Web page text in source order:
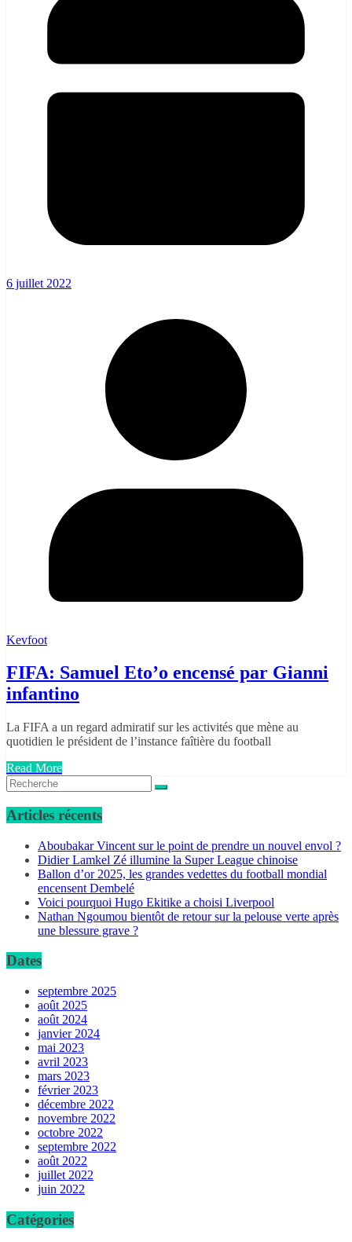
6 juillet 2022
Kevfoot
FIFA: Samuel Eto’o encensé par Gianni
infantino
La FIFA a un regard admiratif sur les activités que mène au
quotidien le président de l’instance faîtière du football
Read More
Articles récents
Aboubakar Vincent sur le point de prendre un nouvel envol ?
Didier Lamkel Zé illumine la Super League chinoise
Ballon d’or 2025, les grandes vedettes du football mondial
encensent Dembelé
Voici pourquoi Hugo Ekitike a choisi Liverpool
Nathan Ngoumou bientôt de retour sur la pelouse verte après
une blessure grave ?
Dates
septembre 2025
août 2025
août 2024
janvier 2024
mai 2023
avril 2023
mars 2023
février 2023
décembre 2022
novembre 2022
octobre 2022
septembre 2022
août 2022
juillet 2022
juin 2022
Catégories